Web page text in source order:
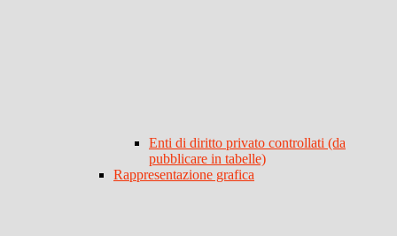
Enti di diritto privato controllati (da
pubblicare in tabelle)
Rappresentazione grafica